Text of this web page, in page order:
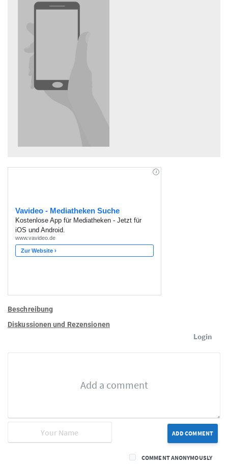
Beschreibung
Diskussionen und Rezensionen
Login
ADD COMMENT
COMMENT ANONYMOUSLY